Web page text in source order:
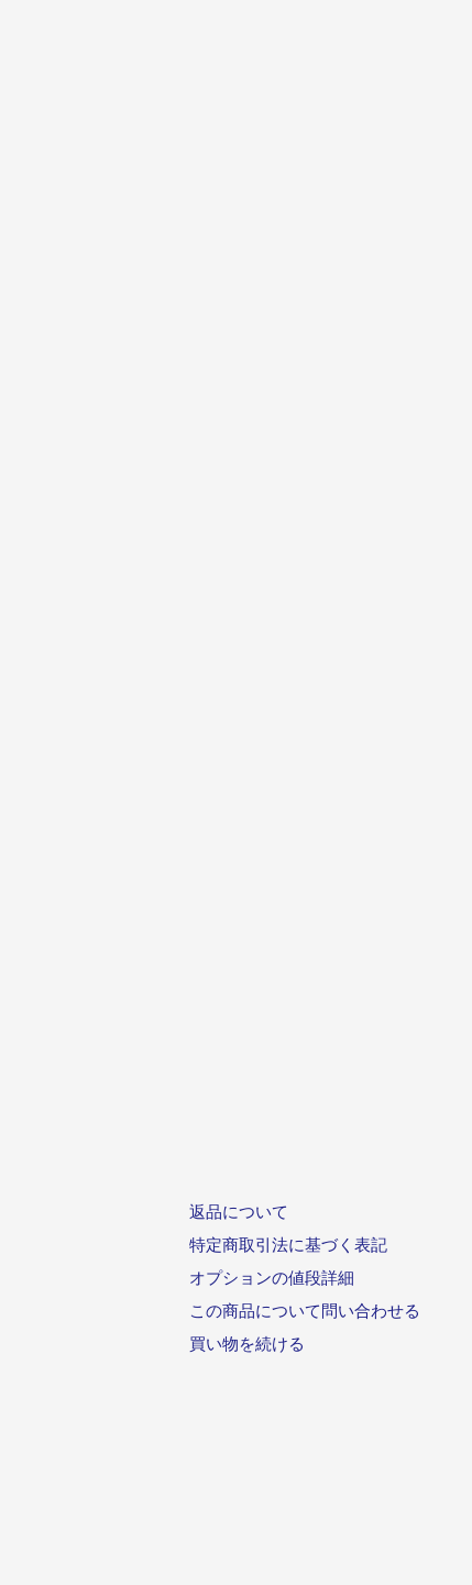
返品について
特定商取引法に基づく表記
オプションの値段詳細
この商品について問い合わせる
買い物を続ける